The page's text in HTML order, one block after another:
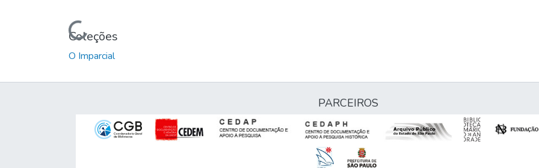
Carregando...
Coleções
O Imparcial
PARCEIROS